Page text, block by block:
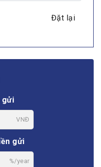
Đặt lại
gửi
VNĐ
gửi
%/year